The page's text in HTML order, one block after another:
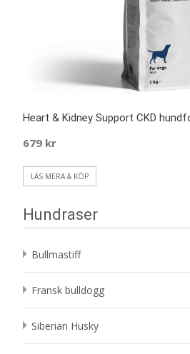
Heart & Kidney Support CKD
679 kr
LÄS MERA & KÖP
Hundraser
Bullmastiff
Fransk bulldogg
Siberian Husky